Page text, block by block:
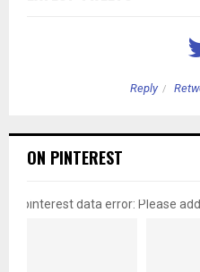
Reply
ON PINTEREST
pinterest data error: Please